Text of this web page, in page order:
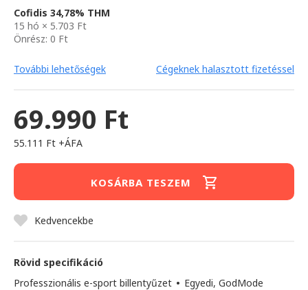
Cofidis 34,78% THM
15 hó × 5.703 Ft
Önrész: 0 Ft
További lehetőségek Cégeknek halasztott fizetéssel
69.990 Ft
55.111 Ft +ÁFA
KOSÁRBA TESZEM
Kedvencekbe
Rövid specifikáció
Professzionális e-sport billentyűzet • Egyedi, GodMode